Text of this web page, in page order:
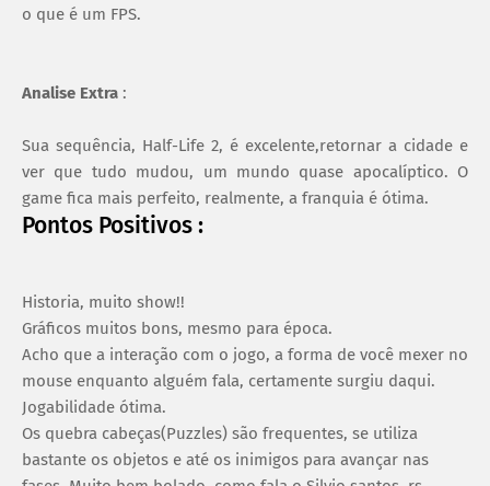
o que é um FPS.
Analise Extra :
Sua sequência, Half-Life 2, é excelente,retornar a cidade e
ver que tudo mudou, um mundo quase apocalíptico. O
game fica mais perfeito, realmente, a franquia é ótima.
Pontos Positivos :
Historia, muito show!!
Gráficos muitos bons, mesmo para época.
Acho que a interação com o jogo, a forma de você mexer no
mouse enquanto alguém fala, certamente surgiu daqui.
Jogabilidade ótima.
Os quebra cabeças(Puzzles) são frequentes, se utiliza
bastante os objetos e até os inimigos para avançar nas